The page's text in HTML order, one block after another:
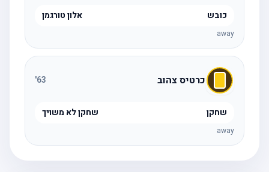
כובש אלון טורגמן
away
כרטיס צהוב 63
'
שחקן שחקן לא משויך
away